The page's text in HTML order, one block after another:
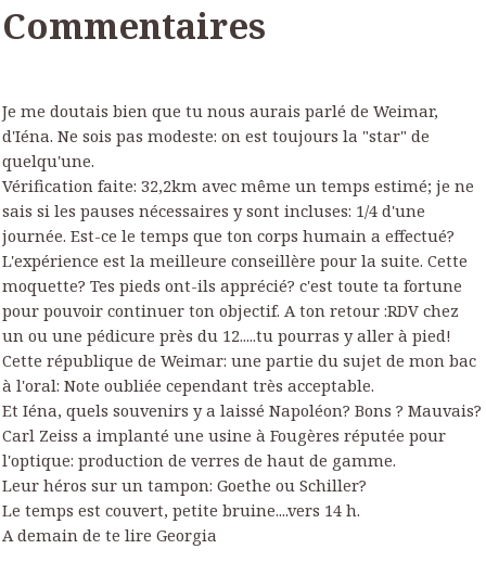
Commentaires
Je me doutais bien que tu nous aurais parlé de Weimar,
d'Iéna. Ne sois pas modeste: on est toujours la "star" de
quelqu'une.
Vérification faite: 32,2km avec même un temps estimé; je ne
sais si les pauses nécessaires y sont incluses: 1/4 d'une
journée. Est-ce le temps que ton corps humain a effectué?
L'expérience est la meilleure conseillère pour la suite. Cette
moquette? Tes pieds ont-ils apprécié? c'est toute ta fortune
pour pouvoir continuer ton objectif. A ton retour :RDV chez
un ou une pédicure près du 12.....tu pourras y aller à pied!
Cette république de Weimar: une partie du sujet de mon bac
à l'oral: Note oubliée cependant très acceptable.
Et Iéna, quels souvenirs y a laissé Napoléon? Bons ? Mauvais?
Carl Zeiss a implanté une usine à Fougères réputée pour
l'optique: production de verres de haut de gamme.
Leur héros sur un tampon: Goethe ou Schiller?
Le temps est couvert, petite bruine....vers 14 h.
A demain de te lire Georgia